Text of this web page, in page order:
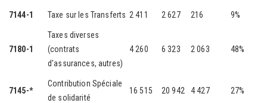
7144-1 Taxe sur les Transferts 2 411 2 627 216 9%
7180-1
Taxes diverses
(contrats
d'assurances, autres)
4 260 6 323 2 063 48%
7145-*
Contribution Spéciale
de solidarité
16 515 20 942 4 427 27%